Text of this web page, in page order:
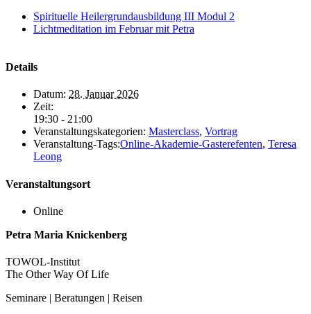
Spirituelle Heilergrundausbildung III Modul 2
Lichtmeditation im Februar mit Petra
Details
Datum: 28. Januar 2026
Zeit:
19:30 - 21:00
Veranstaltungskategorien: Masterclass, Vortrag
Veranstaltung-Tags:Online-Akademie-Gasterefenten, Teresa
Leong
Veranstaltungsort
Online
Petra Maria Knickenberg
TOWOL-Institut
The Other Way Of Life
Seminare | Beratungen | Reisen